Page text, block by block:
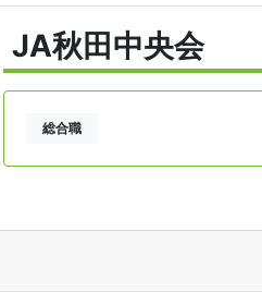
JA秋田中央会
総合職